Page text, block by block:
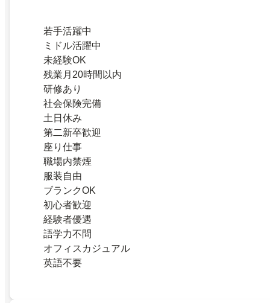
若手活躍中
ミドル活躍中
未経験OK
残業月20時間以内
研修あり
社会保険完備
土日休み
第二新卒歓迎
座り仕事
職場内禁煙
服装自由
ブランクOK
初心者歓迎
経験者優遇
語学力不問
オフィスカジュアル
英語不要